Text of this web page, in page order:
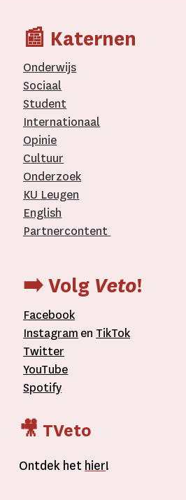
📰 Katernen
Onderwijs
Sociaal
Student
Internationaal­
Opinie
Cultuur
Onderzoek
KU Leugen
English
Partnercontent
➡️ Volg Veto!
Facebook
Instagram en TikTok
Twitter
YouTube
Spotify
🎥 TVeto
Ontdek het hier!